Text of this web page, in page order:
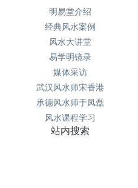
明易堂介绍
经典风水案例
风水大讲堂
易学明镜录
媒体采访
武汉风水师宋香港
承德风水师于凤磊
风水课程学习
站内搜索